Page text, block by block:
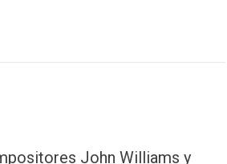
John Williams y